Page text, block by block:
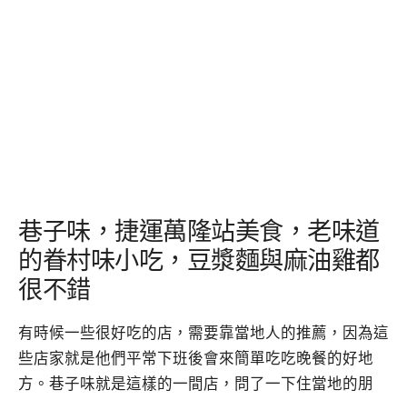
巷子味，捷運萬隆站美食，老味道
的眷村味小吃，豆漿麵與麻油雞都
很不錯
有時候一些很好吃的店，需要靠當地人的推薦，因為這
些店家就是他們平常下班後會來簡單吃吃晚餐的好地
方。巷子味就是這樣的一間店，問了一下住當地的朋